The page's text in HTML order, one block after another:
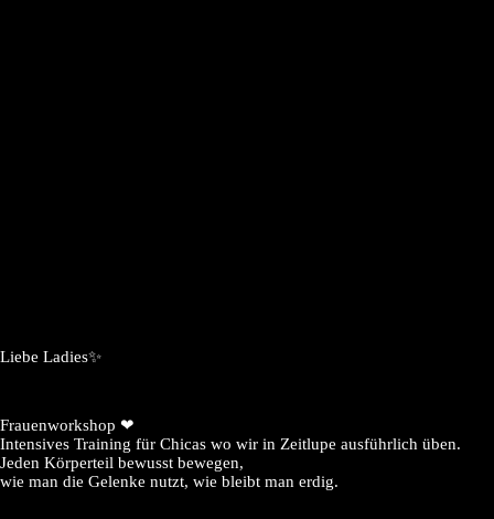
Liebe Ladies✨️
Frauenworkshop ❤
Intensives Training für Chicas wo wir in Zeitlupe ausführlich üben.
Jeden Körperteil bewusst bewegen,
wie man die Gelenke nutzt, wie bleibt man erdig.